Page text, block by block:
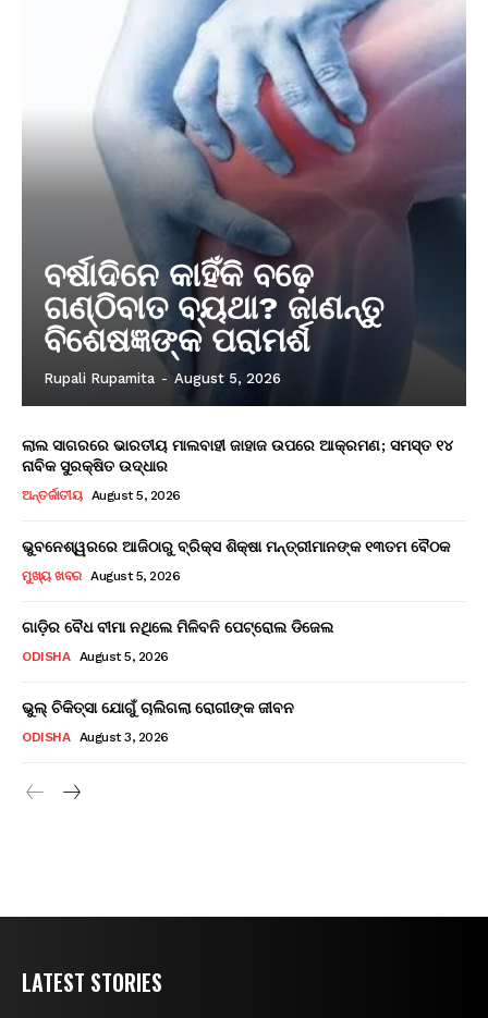
ବର୍ଷାଦିନେ କାହିଁକି ବଢ଼େ
ଗଣ୍ଠିବାତ ବ୍ୟଥା? ଜାଣନ୍ତୁ
ବିଶେଷଜ୍ଞଙ୍କ ପରାମର୍ଶ
Rupali Rupamita - August 5, 2026
ଲାଲ ସାଗରରେ ଭାରତୀୟ ମାଲବାହୀ ଜାହାଜ ଉପରେ ଆକ୍ରମଣ; ସମସ୍ତ ୧୪
ନାବିକ ସୁରକ୍ଷିତ ଉଦ୍ଧାର
ଅନ୍ତର୍ଜାତୀୟ August 5, 2026
ଭୁବନେଶ୍ୱରରେ ଆଜିଠାରୁ ବ୍ରିକ୍ସ ଶିକ୍ଷା ମନ୍ତ୍ରୀମାନଙ୍କ ୧୩ତମ ବୈଠକ
ମୁଖ୍ୟ ଖବର August 5, 2026
ଗାଡ଼ିର ବୈଧ ବୀମା ନଥିଲେ ମିଳିବନି ପେଟ୍ରୋଲ ଡିଜେଲ
ODISHA August 5, 2026
ଭୁଲ୍ ଚିକିତ୍ସା ଯୋଗୁଁ ଚାଲିଗଲା ରୋଗୀଙ୍କ ଜୀବନ
ODISHA August 3, 2026
LATEST STORIES